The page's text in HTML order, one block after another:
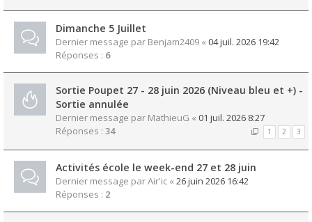
Dimanche 5 Juillet
Dernier message par Benjam2409 « 04 juil. 2026 19:42
Réponses : 6
Sortie Poupet 27 - 28 juin 2026 (Niveau bleu et +) -
Sortie annulée
Dernier message par MathieuG « 01 juil. 2026 8:27
Réponses : 34 1 2 3
Activités école le week-end 27 et 28 juin
Dernier message parAir'ic « 26 juin 2026 16:42
Réponses : 2